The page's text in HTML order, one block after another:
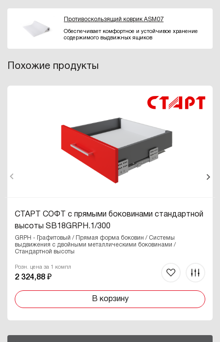
Противоскользящий коврик ASM07
Обеспечивает комфортное и устойчивое хранение
содержимого выдвижных ящиков
Похожие продукты
СТАРТ СОФТ с прямыми боковинами стандартной
высоты SB18GRPH.1/300
GRPH - Графитовый / Прямая форма боковин / Системы
выдвижения с двойными металлическими боковинами /
Стандартной высоты
Розн. цена за 1 компл
2 324,88 ₽
В корзину